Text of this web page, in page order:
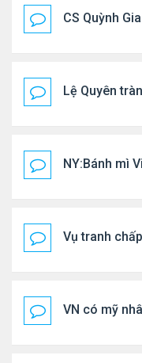
CS Quỳnh
Lệ Quyên
NY:Bánh mì
Vụ tranh
VN có mỹ